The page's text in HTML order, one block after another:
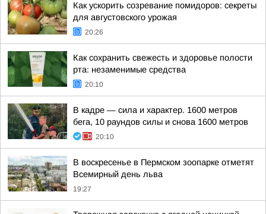
Как ускорить созревание помидоров: секреты
для августовского урожая
20:26
Как сохранить свежесть и здоровье полости
рта: незаменимые средства
20:10
В кадре — сила и характер. 1600 метров
бега, 10 раундов силы и снова 1600 метров
20:10
В воскресенье в Пермском зоопарке отметят
Всемирный день льва
19:27